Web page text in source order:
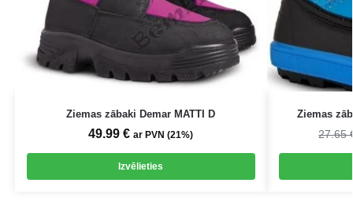
Ziemas zābaki Demar MATTI D
49.99€ ar PVN (21%)
Izvēlieties
Ziemas
27.65